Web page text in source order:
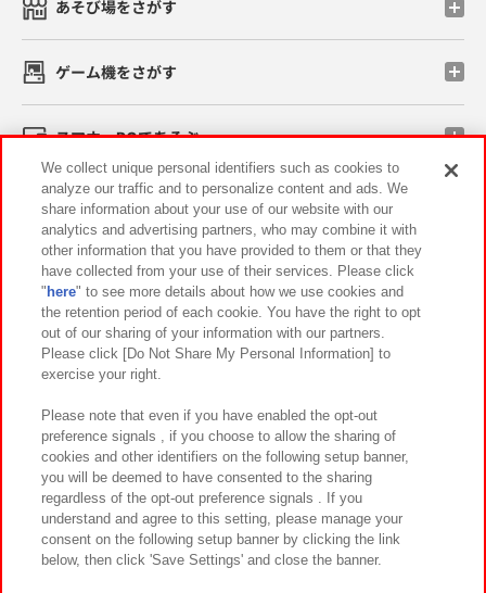
あそび場をさがす
ゲーム機をさがす
スマホ・PCであそぶ
イベント・キャンペーン
関連会社 サステナビリティ サイトポリシー
プライバシーポリシー ウェブアクセシビリティ方針と検証結果
お取引先さまとともに
カスタマーハラスメント対応方針 よくあるご質問・お問い合わせ
©Bandai Namco Amusement Inc.
We collect unique personal identifiers such as cookies to
analyze our traffic and to personalize content and ads. We
share information about your use of our website with our
analytics and advertising partners, who may combine it with
other information that you have provided to them or that they
have collected from your use of their services. Please click
" here" to see more details about how we use cookies and
the retention period of each cookie. You have the right to opt
out of our sharing of your information with our partners.
Please click [Do Not Share My Personal Information] to
exercise your right.
Please note that even if you have enabled the opt-out
preference signals , if you choose to allow the sharing of
cookies and other identifiers on the following setup banner,
you will be deemed to have consented to the sharing
regardless of the opt-out preference signals . If you
understand and agree to this setting, please manage your
consent on the following setup banner by clicking the link
below, then click 'Save Settings' and close the banner.